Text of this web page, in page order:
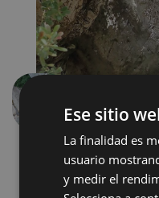
AnteriorEse sitio
La finalidad es
usuario
y medir el